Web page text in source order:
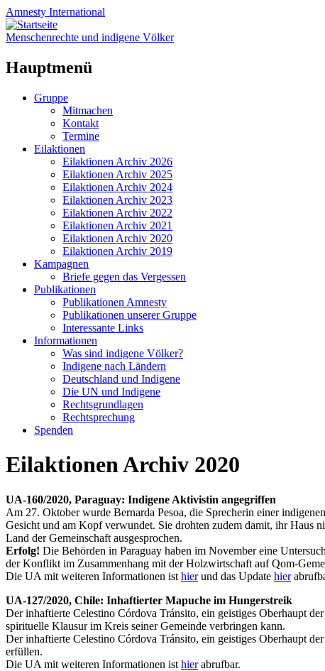
Amnesty International
Menschenrechte und indigene Völker
Hauptmenü
Zum
Gruppe
Mitmachen
Kontakt
Termine
Eilaktionen
Eilaktionen Archiv 2026
Eilaktionen Archiv 2025
Eilaktionen Archiv 2024
Eilaktionen Archiv 2023
Eilaktionen Archiv 2022
Eilaktionen Archiv 2021
Eilaktionen Archiv 2020
Eilaktionen Archiv 2019
Kampagnen
Briefe gegen das Vergessen
Publikationen
Publikationen Amnesty
Publikationen unserer Gruppe
Interessante Links
Informationen
Was sind indigene Völker?
Indigene nach Ländern
Deutschland und Indigene
Die UN und Indigene
Rechtsgrundlagen
Rechtsprechung
Spenden
Eilaktionen Archiv 2020
UA-160/2020, Paraguay: Indigene Aktivistin angegriffen
Am 27. Oktober wurde Bernarda Pesoa, die Sprecherin einer
Gesicht und am Kopf verwundet. Sie drohten zudem damit, ihr Haus
Land der Gemeinschaft ausgesprochen.
Erfolg! Die Behörden in Paraguay haben im November eine
der Konflikt im Zusammenhang mit der Holzwirtschaft auf Qom-
Die UA mit weiteren Informationen ist hierund das Update hier
UA-127/2020, Chile: Inhaftierter Mapuche im Hungerstreik
Der inhaftierte Celestino Córdova Tránsito, ein geistiges Oberhaupt
spirituelle Klausur im Kreis seiner Gemeinde verbringen kann.
Der inhaftierte Celestino Córdova Tránsito, ein geistiges Oberhaupt
erfüllen.
Die UA mit weiteren Informationen ist hierabrufbar.